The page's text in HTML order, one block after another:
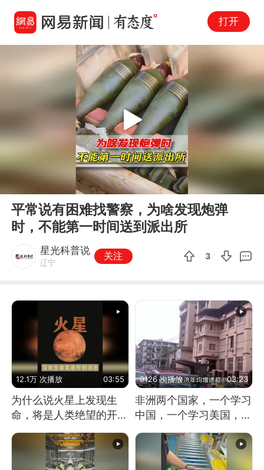
打开
00:24
Play
平常说有困难找警察，为啥发现炮弹
时，不能第一时间送到派出所
星光科普说
辽宁
关注 3
12.1万 次播放 03:55
为什么说火星上发现生
命，将是人类绝望的开
始？
9126 次播放 03:23
非洲两个国家，一个学习
中国，一个学习美国，结
果怎么样了？